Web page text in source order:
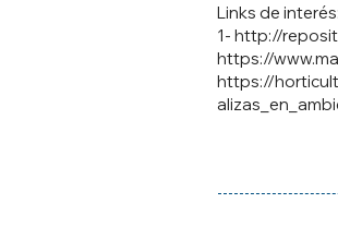
1- http://
https://
https://
Links de interés: